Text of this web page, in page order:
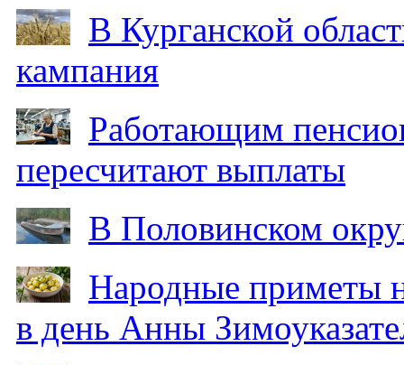
В Курганской
кампания
Работающим
пересчитают выплаты
В Половинском
Народные приметы
в день Анны